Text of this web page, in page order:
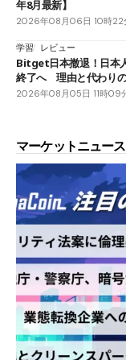
年8月最新】
2026年08月06日 10時22
学習 レビュー
Bitget日本撤退！日本
終了へ 理由と代わり
2026年08月05日 11時09
マーケットニュース